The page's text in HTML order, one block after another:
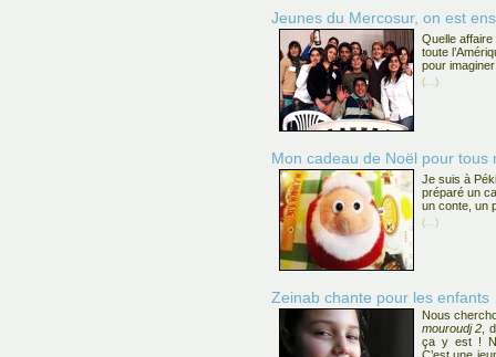
Jeunes du Mercosur, on est
Quelle
toute
pour
(...)
Mon cadeau de Noël pour tous
Je suis à
préparé un
un conte, un
(...)
Zeinab chante pour les enfants
Nous
mouroudj 2 ,
ça y est !